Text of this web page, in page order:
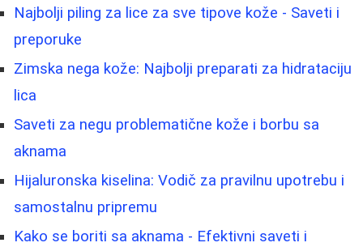
Najbolji piling za lice za sve tipove kože - Saveti i
preporuke
Zimska nega kože: Najbolji preparati za hidrataciju
lica
Saveti za negu problematične kože i borbu sa
aknama
Hijaluronska kiselina: Vodič za pravilnu upotrebu i
samostalnu pripremu
Kako se boriti sa aknama - Efektivni saveti i